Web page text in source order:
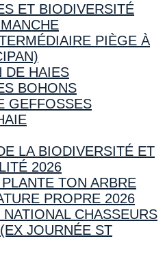
ET BIODIVERSITÉ
PIÈGE À
DE HAIES
BOHONS
GEFFOSSES
LA BIODIVERSITÉ ET
2026
TON ARBRE
PROPRE 2026
CHASSEURS
JOURNÉE ST